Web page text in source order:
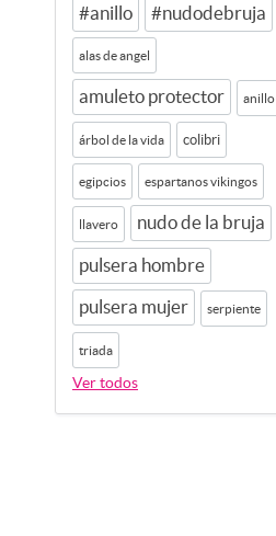
#anillo #nudodebruja
alas de angel
amuleto protector anillo
árbol de la vida colibri
egipcios espartanos vikingos
llavero nudo de la bruja
pulsera hombre
pulsera mujer serpiente
triada
Ver todos